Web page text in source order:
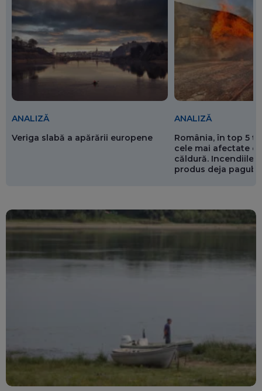
ANALIZĂ
Veriga slabă a apărării europene
ANALIZĂ
România, în top 5
cele mai afectate
căldură. Incendiile
produs deja